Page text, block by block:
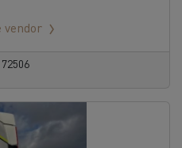
vendor